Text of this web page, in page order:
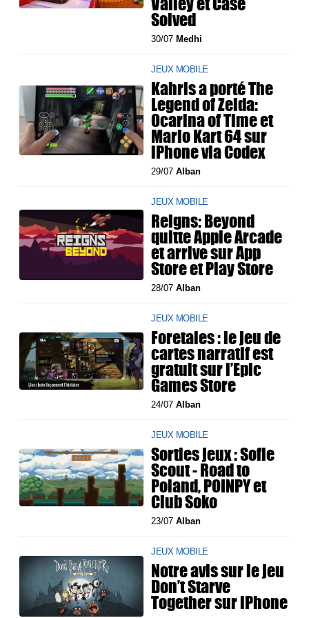
Solved
30/07 Medhi
JEUX MOBILE
Kahris a porté The
Legend of Zelda:
Ocarina of Time et
Mario Kart 64 sur
iPhone via Codex
29/07Alban
JEUX MOBILE
Reigns: Beyond
quitte Apple Arcade
et arrive sur App
Store et Play Store
28/07Alban
JEUX MOBILE
Foretales : le jeu de
cartes narratif est
gratuit sur l’Epic
Games Store
24/07Alban
JEUX MOBILE
Sorties jeux : Sofie
Scout - Road to
Poland, POINPY et
Club Soko
23/07Alban
JEUX MOBILE
Notre avis sur le jeu
Don’t Starve
Together sur iPhone